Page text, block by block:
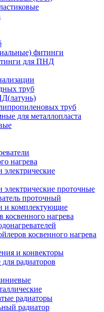
фитинги
для ПНД
труб
труб
для металлопласта
нагрева
электрические
электрические проточные
проточный
и комплектующие
косвенного нагрева
косвенного нагрева
и конвекторы
радиаторов
радиаторы
радиатор